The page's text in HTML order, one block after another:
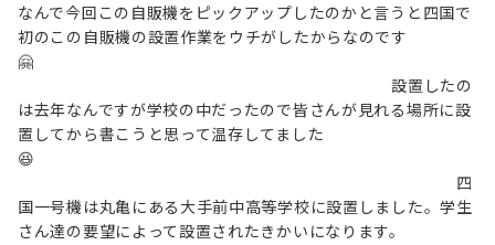
なんで今回この自販機をピックアップしたのかと言うと四国で
初のこの自販機の設置作業をウチがしたからなのです
🤗
設置したの
は去年なんですが学校の中だったので皆さんが見れる場所に設
置してから書こうと思って温存してました
😆
四
国一号機は丸亀にある大手前中高等学校に設置しました。学生
さん達の要望によって設置されたきかいになります。